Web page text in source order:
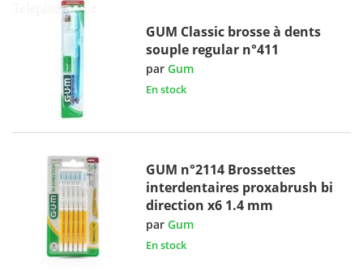
GUM Classic brosse à dents
souple regular n°411
parGum
En stock
GUM n°2114 Brossettes
interdentaires proxabrush bi
direction x6 1.4 mm
parGum
En stock